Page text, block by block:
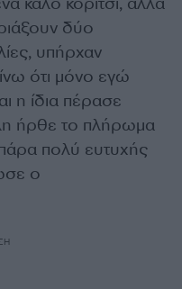
δύο
υπήρχαν
ότι μόνο εγώ
η ίδια πέρασε
ήρθε το πλήρωμα
πολύ ευτυχής
ο